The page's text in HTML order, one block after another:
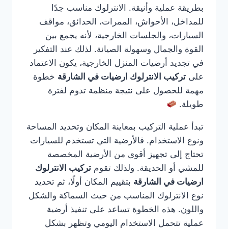
بطريقة عملية وأنيقة. الانترلوك مناسب جدًا
للمداخل، الأحواش، الممرات، الحدائق، مواقف
السيارات، والجلسات الخارجية، لأنه يجمع بين
القوة والجمال وسهولة الصيانة. لذلك عند التفكير
في تجديد أرضيات المنزل الخارجية، يكون الاعتماد
على تركيب الانترلوك ارضيات في الشارقة خطوة
مهمة للحصول على نتيجة منظمة تدوم لفترة
طويلة.
تبدأ عملية التركيب بمعاينة المكان وتحديد المساحة
ونوع الاستخدام. فالأرضية التي تستخدم للسيارات
تحتاج إلى تجهيز أقوى من الأرضية المخصصة
للمشي أو الحديقة. ولذلك تقوم تركيب الانترلوك
ارضيات في الشارقة بتقييم المكان أولًا، ثم تحديد
نوع الانترلوك المناسب من حيث السماكة والشكل
واللون. هذه الخطوة تساعد على تنفيذ أرضية
عملية تتحمل الاستخدام اليومي وتظهر بشكل